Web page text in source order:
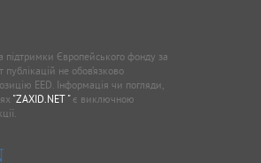
Європейського фонду за
публікацій не обов’язково
EED. Інформація чи погляди,
"ZAXID.NET "є виключною